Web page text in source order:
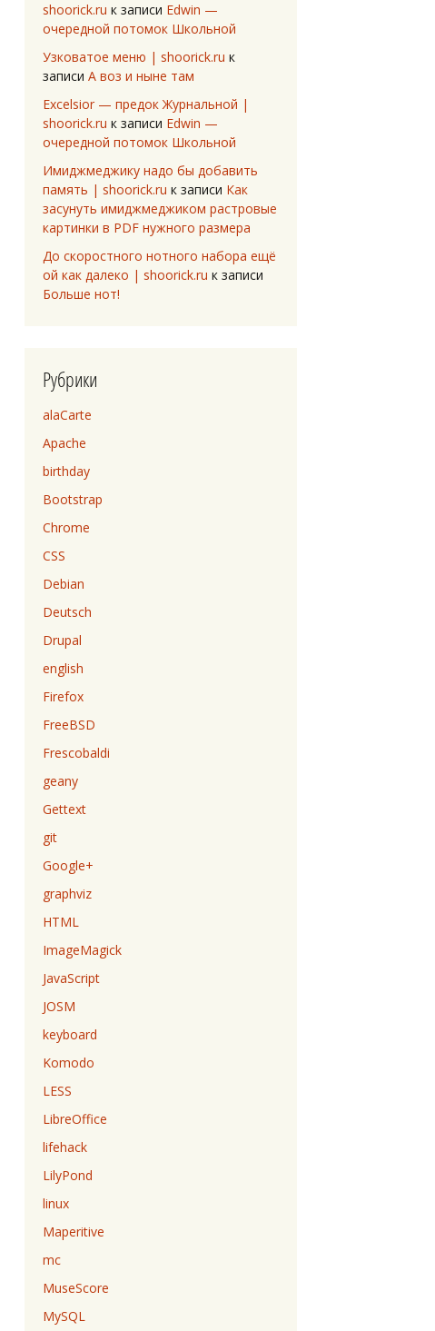
shoorick.ru к записи Edwin —
очередной потомок Школьной
Узковатое меню | shoorick.ru к
записи А воз и ныне там
Excelsior — предок Журнальной |
shoorick.ru к записи Edwin —
очередной потомок Школьной
Имиджмеджику надо бы добавить
память | shoorick.ru к записи Как
засунуть имиджмеджиком растровые
картинки в PDF нужного размера
До скоростного нотного набора ещё
ой как далеко | shoorick.ru к записи
Больше нот!
Рубрики
alaCarte
Apache
birthday
Bootstrap
Chrome
CSS
Debian
Deutsch
Drupal
english
Firefox
FreeBSD
Frescobaldi
geany
Gettext
git
Google+
graphviz
HTML
ImageMagick
JavaScript
JOSM
keyboard
Komodo
LESS
LibreOffice
lifehack
LilyPond
linux
Maperitive
mc
MuseScore
MySQL